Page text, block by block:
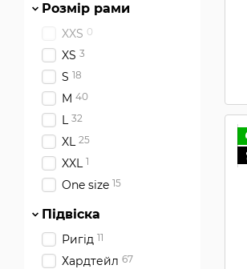
Розмір рами
XXS 0
XS 3
S 18
M 40
L 32
XL 25
XXL 1
One size 15
Підвіска
Ригід 11
Хардтейл 67